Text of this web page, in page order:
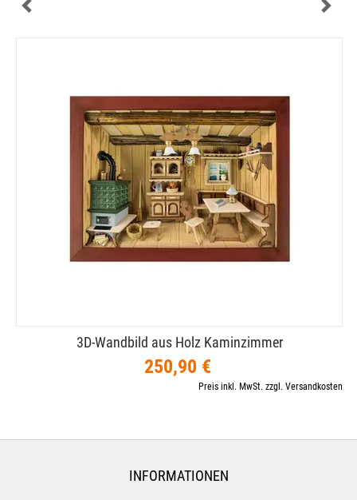
3D-​Wandbild aus Holz Kaminzimmer
250,90 €
Preis inkl. MwSt. zzgl. Versandkosten
INFORMATIONEN